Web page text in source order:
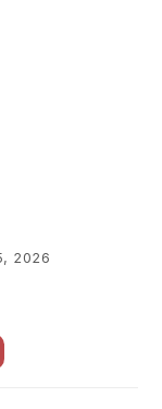
2026